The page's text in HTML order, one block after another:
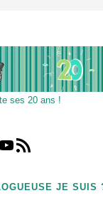
ses 20 ans !
Flux RSS
JE SUIS